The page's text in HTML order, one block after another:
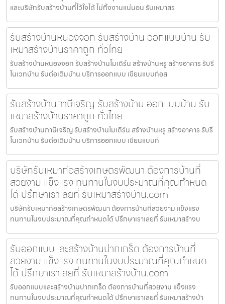
และบริษัทรับสร้างบ้านที่ไว้ใจได้ ไม่ทิ้งงานแน่นอน รับเหมาสร
รับสร้างบ้านหนองจอก รับสร้างบ้าน ออกแบบบ้าน รับ
เหมาสร้างบ้านราคาถูก ทั่วไทย
รับสร้างบ้านหนองจอก รับสร้างบ้านโมเดิร์น สร้างบ้านหรู สร้างอาคาร รับรี
โนเวทบ้าน รับต่อเติมบ้าน บริการออกแบบ เขียนแบบก่อส
รับสร้างบ้านภาษีเจริญ รับสร้างบ้าน ออกแบบบ้าน รับ
เหมาสร้างบ้านราคาถูก ทั่วไทย
รับสร้างบ้านภาษีเจริญ รับสร้างบ้านโมเดิร์น สร้างบ้านหรู สร้างอาคาร รับรี
โนเวทบ้าน รับต่อเติมบ้าน บริการออกแบบ เขียนแบบก่
บริษัทรับเหมาก่อสร้างเกษตรพัฒนา ต้องการบ้านที่
สวยงาม แข็งแรง ทนทานในงบประมาณที่คุณกำหนด
ได้ ปรึกษาเราเลยที่ รับเหมาสร้างบ้าน.com
บริษัทรับเหมาก่อสร้างเกษตรพัฒนา ต้องการบ้านที่สวยงาม แข็งแรง
ทนทานในงบประมาณที่คุณกำหนดได้ ปรึกษาเราเลยที่ รับเหมาสร้างบ
รับออกแบบและสร้างบ้านปากเกร็ด ต้องการบ้านที่
สวยงาม แข็งแรง ทนทานในงบประมาณที่คุณกำหนด
ได้ ปรึกษาเราเลยที่ รับเหมาสร้างบ้าน.com
รับออกแบบและสร้างบ้านปากเกร็ด ต้องการบ้านที่สวยงาม แข็งแรง
ทนทานในงบประมาณที่คุณกำหนดได้ ปรึกษาเราเลยที่ รับเหมาสร้างบ้า